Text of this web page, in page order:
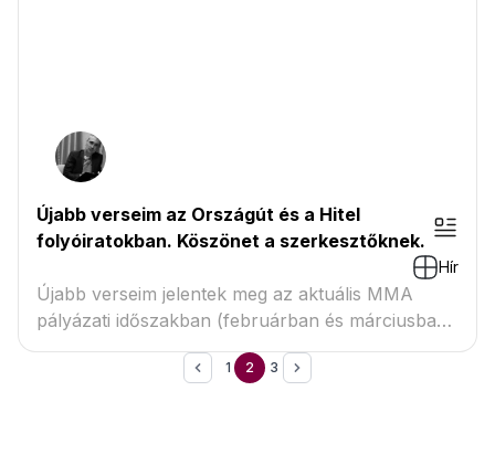
Újabb verseim az Országút és a Hitel
folyóiratokban. Köszönet a szerkesztőknek.
Hír
Újabb verseim jelentek meg az aktuális MMA
pályázati időszakban (februárban és márciusban)
az Ország...
1 2 3